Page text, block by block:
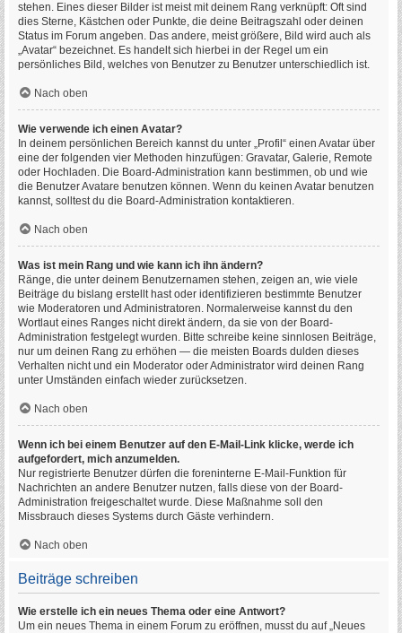
stehen. Eines dieser Bilder ist meist mit deinem Rang verknüpft: Oft sind
dies Sterne, Kästchen oder Punkte, die deine Beitragszahl oder deinen
Status im Forum angeben. Das andere, meist größere, Bild wird auch als
„Avatar“ bezeichnet. Es handelt sich hierbei in der Regel um ein
persönliches Bild, welches von Benutzer zu Benutzer unterschiedlich ist.
Nach oben
Wie verwende ich einen Avatar?
In deinem persönlichen Bereich kannst du unter „Profil“ einen Avatar über
eine der folgenden vier Methoden hinzufügen: Gravatar, Galerie, Remote
oder Hochladen. Die Board-Administration kann bestimmen, ob und wie
die Benutzer Avatare benutzen können. Wenn du keinen Avatar benutzen
kannst, solltest du die Board-Administration kontaktieren.
Nach oben
Was ist mein Rang und wie kann ich ihn ändern?
Ränge, die unter deinem Benutzernamen stehen, zeigen an, wie viele
Beiträge du bislang erstellt hast oder identifizieren bestimmte Benutzer
wie Moderatoren und Administratoren. Normalerweise kannst du den
Wortlaut eines Ranges nicht direkt ändern, da sie von der Board-
Administration festgelegt wurden. Bitte schreibe keine sinnlosen Beiträge,
nur um deinen Rang zu erhöhen — die meisten Boards dulden dieses
Verhalten nicht und ein Moderator oder Administrator wird deinen Rang
unter Umständen einfach wieder zurücksetzen.
Nach oben
Wenn ich bei einem Benutzer auf den E-Mail-Link klicke, werde ich
aufgefordert, mich anzumelden.
Nur registrierte Benutzer dürfen die foreninterne E-Mail-Funktion für
Nachrichten an andere Benutzer nutzen, falls diese von der Board-
Administration freigeschaltet wurde. Diese Maßnahme soll den
Missbrauch dieses Systems durch Gäste verhindern.
Nach oben
Beiträge schreiben
Wie erstelle ich ein neues Thema oder eine Antwort?
Um ein neues Thema in einem Forum zu eröffnen, musst du auf „Neues